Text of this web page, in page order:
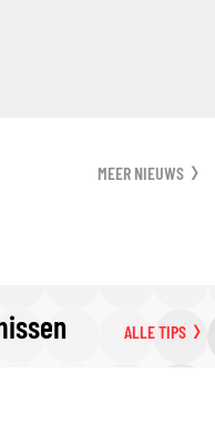
MEER NIEUWS
ALLE TIPS